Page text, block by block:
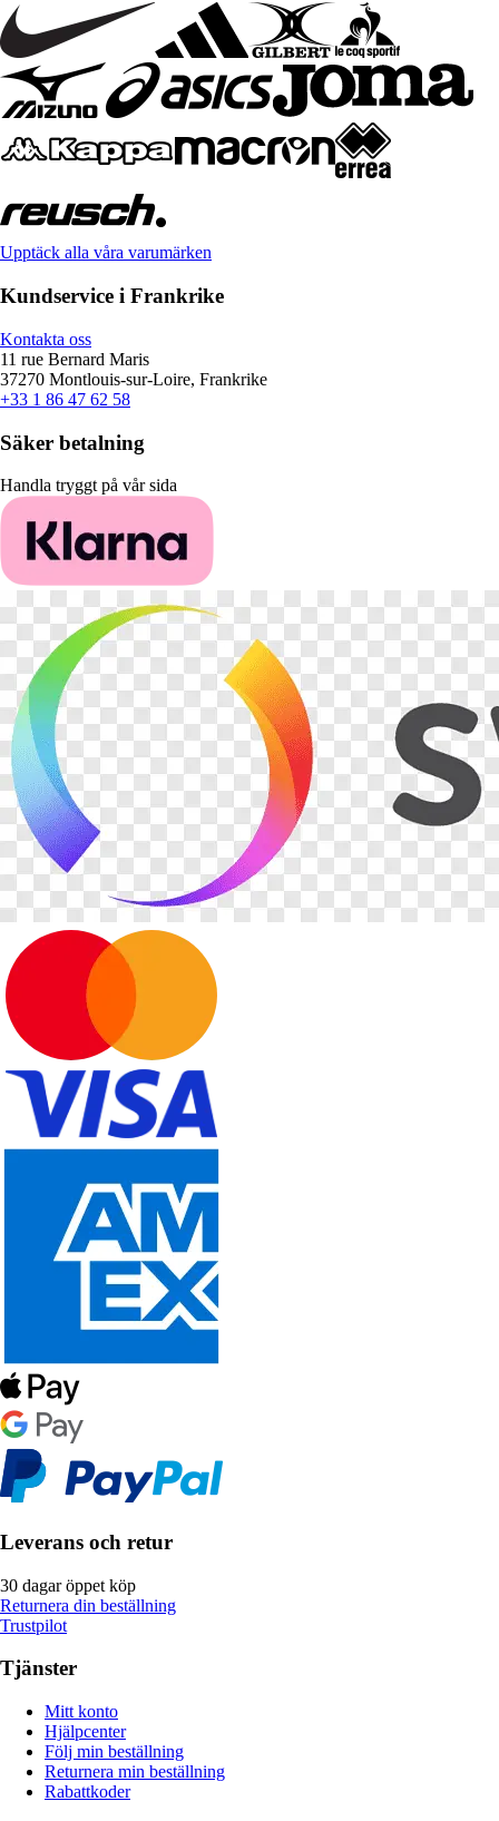
Upptäck alla våra varumärken
Kundservice i Frankrike
Kontakta oss
11 rue Bernard Maris
37270 Montlouis-sur-Loire, Frankrike
+33 1 86 47 62 58
Säker betalning
Handla tryggt på vår sida
Leverans och retur
30 dagar öppet köp
Returnera din beställning
Trustpilot
Tjänster
Mitt konto
Hjälpcenter
Följ min beställning
Returnera min beställning
Rabattkoder